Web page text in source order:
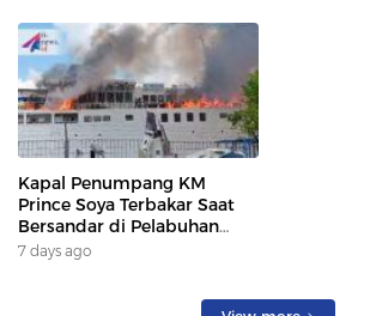
Kapal Penumpang KM
Prince Soya Terbakar Saat
Bersandar di Pelabuhan
Samarinda, Keberangkatan
7 days ago